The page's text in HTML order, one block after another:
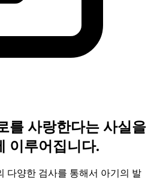
를 사랑한다는 사실을
이루어집니다.
다양한 검사를 통해서 아기의 발